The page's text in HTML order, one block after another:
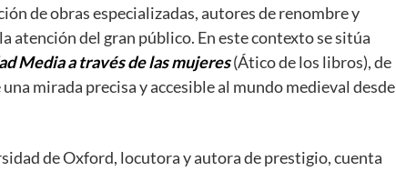
de obras especializadas, autores de renombre y
atención del gran público. En este contexto se sitúa
Media a través de las mujeres(Ático de los libros), de
mirada precisa y accesible al mundo medieval desde
de Oxford, locutora y autora de prestigio, cuenta